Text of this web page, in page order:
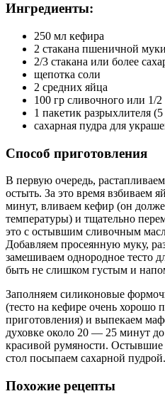
Ингредиенты:
250 мл кефира
2 стакана пшеничной муки
2/3 стакана или более
щепотка соли
2 средних яйца
100 гр сливочного или 1/2
1 пакетик разрыхлителя (5
сахарная пудра для
Способ приготовления
В первую очередь,
остыть. За это время взбиваем
минут, вливаем кефир (он
температуры) и тщательно
это с остывшим сливочным
Добавляем просеянную муку,
замешиваем однородное тесто
быть не слишком густым и
Заполняем силиконовые
(тесто на кефире очень хорошо
приготовления) и выпекаем
духовке около 20 — 25 минут
красивой румяности.
стол посыпаем сахарной
Похожие рецепты